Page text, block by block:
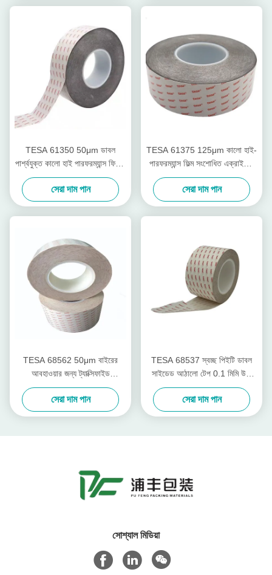
TESA 61350 50μm ডাবল
পার্শ্বযুক্ত কালো হাই পারফরম্যান্স ফিল্মিক
টেপ
সেরা দাম পান
TESA 61375 125μm কালো হাই-
পারফরম্যান্স ফিল্ম সংশোধিত এক্রাইলিক
আঠালো সহ ডাবল সাইডেড টেপ
সেরা দাম পান
TESA 68562 50μm বাইরের
আবহাওয়ার জন্য ট্যাক্সিফাইড
অ্যাক্রিলিকের সাথে ডাবল সাইডেড
আঠালো টেপ
সেরা দাম পান
TESA 68537 স্বচ্ছ পিইটি ডাবল
সাইডেড আঠালো টেপ 0.1 মিমি উচ্চ
তাপমাত্রা প্রতিরোধের সাথে অ্যান্টি-
রিবান্ড
সেরা দাম পান
সোশ্যাল মিডিয়া